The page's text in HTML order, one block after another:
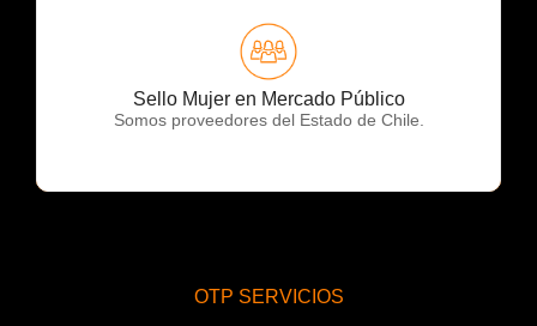
Sello Mujer en Mercado Público
Somos proveedores del Estado de Chile.
OTP Servicios
OTP SERVICIOS